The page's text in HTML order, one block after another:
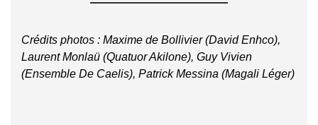
Crédits photos : Maxime de Bollivier (David Enhco),
Laurent Monlaü (Quatuor Akilone), Guy Vivien
(Ensemble De Caelis), Patrick Messina (Magali Léger)